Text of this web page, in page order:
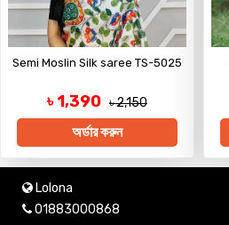
Semi Moslin Silk saree TS-5025
৳ 1,390 ৳ 2,150
অর্ডার করুন
Lolona
01883000868